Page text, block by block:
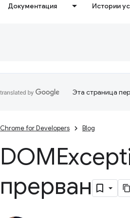
Документация Истории
Эта страница
Chrome for Developers Blog
прерван